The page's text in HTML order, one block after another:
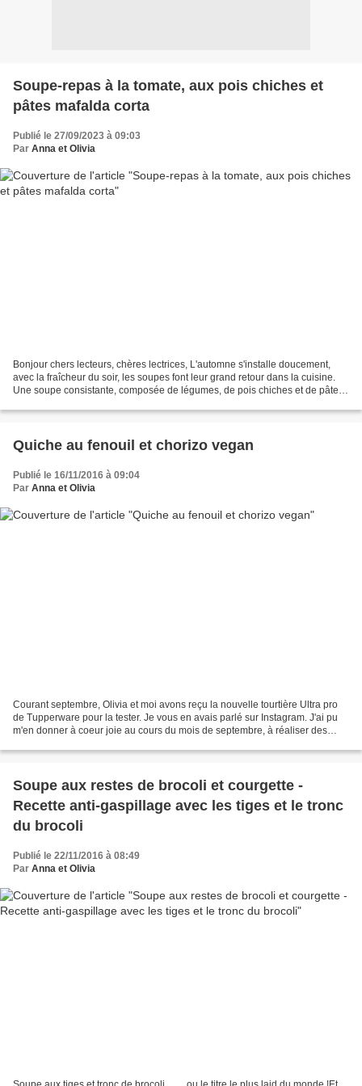
Soupe-repas à la tomate, aux pois chiches et
pâtes mafalda corta
Publié le 27/09/2023 à 09:03
Par Anna et Olivia
Bonjour chers lecteurs, chères lectrices, L'automne s'installe doucement,
avec la fraîcheur du soir, les soupes font leur grand retour dans la cuisine.
Une soupe consistante, composée de légumes, de pois chiches et de pâtes
Quiche au fenouil et chorizo vegan
Publié le 16/11/2016 à 09:04
Par Anna et Olivia
Courant septembre, Olivia et moi avons reçu la nouvelle tourtière Ultra pro
de Tupperware pour la tester. Je vous en avais parlé sur Instagram. J'ai pu
m'en donner à coeur joie au cours du mois de septembre, à réaliser des
Soupe aux restes de brocoli et courgette -
Recette anti-gaspillage avec les tiges et le tronc
du brocoli
Publié le 22/11/2016 à 08:49
Par Anna et Olivia